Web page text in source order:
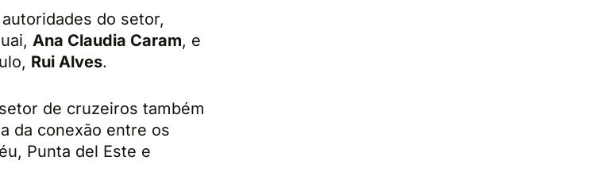
do setor,
Ana Claudia Caram, e
Rui Alves.
de cruzeiros também
da conexão entre os
Punta del Este e